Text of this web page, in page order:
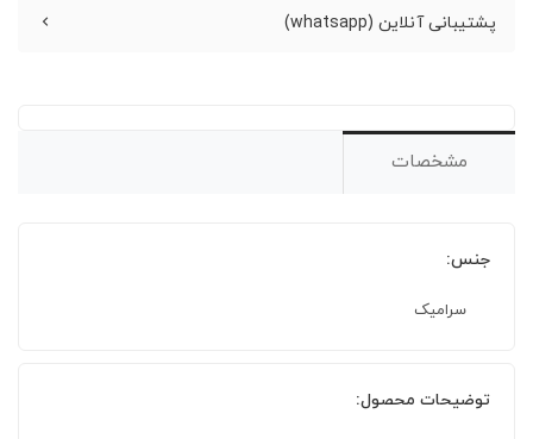
پشتیبانی آنلاین (whatsapp)
مشخصات
جنس:
سرامیک
توضیحات محصول: